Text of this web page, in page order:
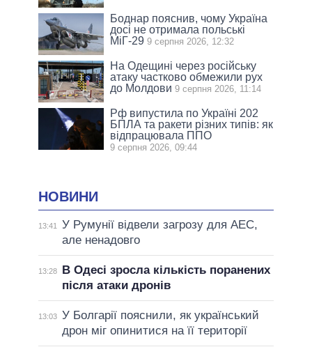
Боднар пояснив, чому Україна
досі не отримала польські
МіГ-29 9 серпня 2026, 12:32
На Одещині через російську
атаку частково обмежили рух
до Молдови 9 серпня 2026, 11:14
Рф випустила по Україні 202
БПЛА та ракети різних типів: як
відпрацювала ППО
9 серпня 2026, 09:44
НОВИНИ
13:41
У Румунії відвели загрозу для АЕС,
але ненадовго
13:28
В Одесі зросла кількість поранених
після атаки дронів
13:03 У Болгарії пояснили, як український
дрон міг опинитися на її території